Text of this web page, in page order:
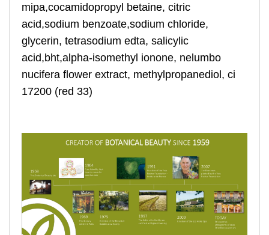
mipa,cocamidopropyl betaine, citric
acid,sodium benzoate,sodium chloride,
glycerin, tetrasodium edta, salicylic
acid,bht,alpha-isomethyl ionone, nelumbo
nucifera flower extract, methylpropanediol, ci
17200 (red 33)